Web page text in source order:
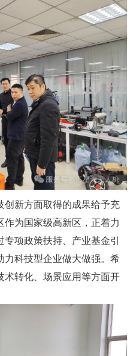
创新方面取得的成果给予充
为国家级高新区，正着力
项政策扶持、产业基金引
力科技型企业做大做强。希
术转化、场景应用等方面开